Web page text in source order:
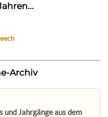
Archiv
und Jahrgänge aus dem